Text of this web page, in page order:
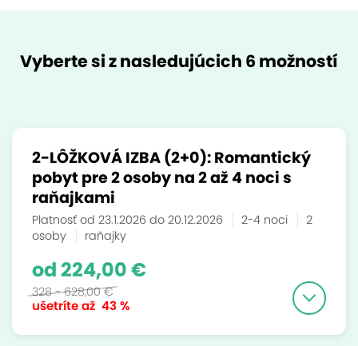
Vyberte si z nasledujúcich 6 možností
2-LÔŽKOVÁ IZBA (2+0): Romantický
pobyt pre 2 osoby na 2 až 4 noci s
raňajkami
Platnosť od 23.1.2026 do 20.12.2026 2-4 noci
2
osoby
raňajky
ušetríte až 43 %
od 224,00 €
328 - 628,00 €